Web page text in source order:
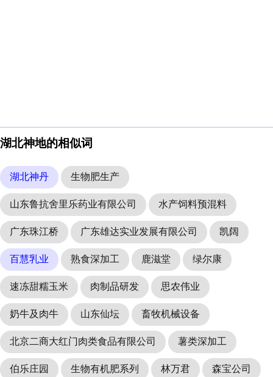
湖北神地的相似词
湖北神丹 生物肥生产
山东鲁抗舍里乐药业有限公司 水产饲料预混料
广东珠江桥 广东雄达实业发展有限公司 凯阔
百慧乳业 熟食深加工 鹿滋堂 绿尔康
速冻甜糯玉米 肉制品研发 思农伟业
奶牛及肉牛 山东仙坛 畜牧机械设备
北京二商大红门肉类食品有限公司 薯类深加工
伯乐庄园 生物有机肥系列 林万君 森宝公司